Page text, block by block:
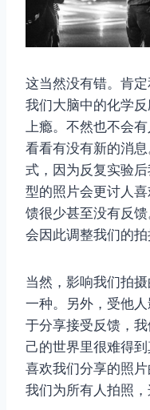
这当然没有错。肯
我们大脑中的化学
上瘾。不然也不会
看看有没有新的消
式，因为反复实验
型的照片会更讨人
馈很少甚至没有反
会因此调整我们的拍
当然，影响我们拍
一种。另外，受他
于分享接受反馈，
己的世界里很难得
喜欢我们分享的照
我们为所有人拍照，